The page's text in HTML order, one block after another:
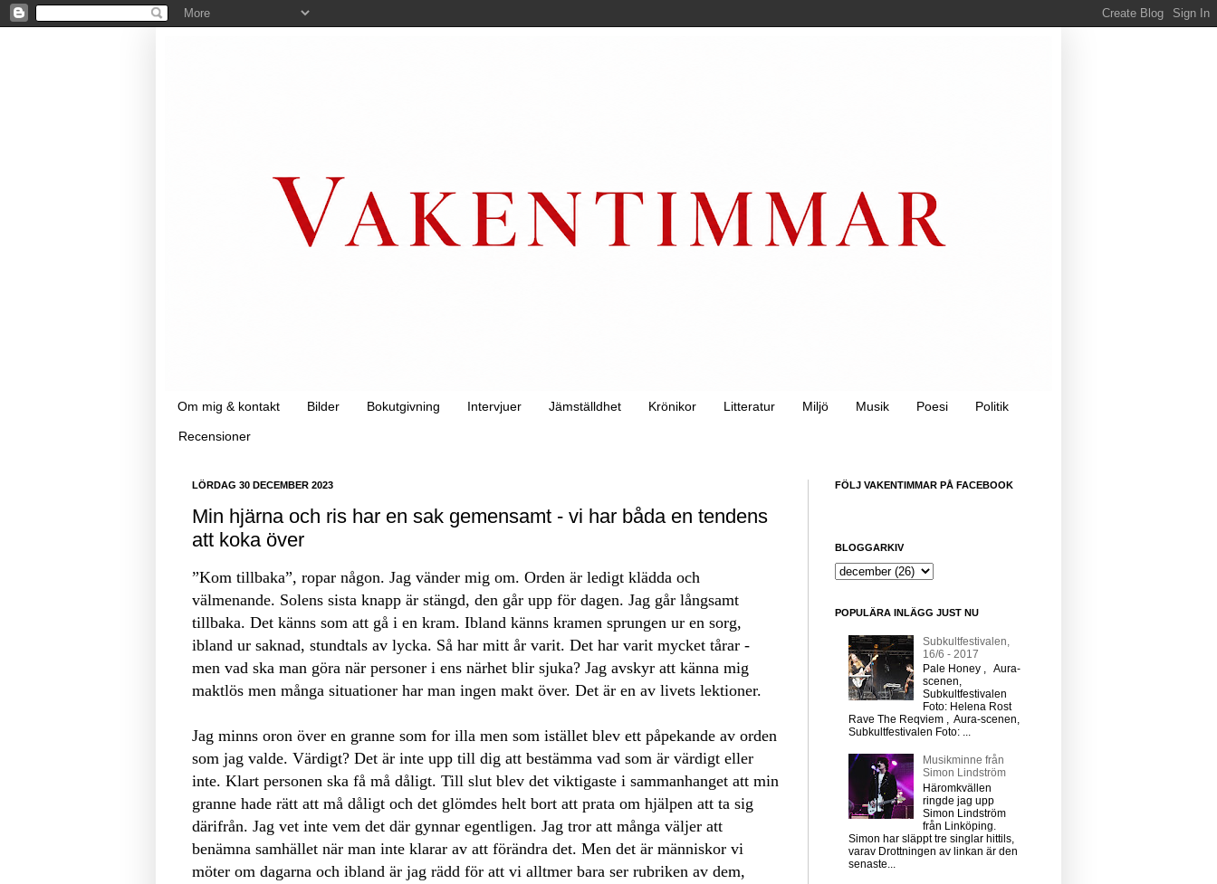
Om mig & kontakt Bilder Bokutgivning Intervjuer Jämställdhet Krönikor Litteratur Miljö Musik Poesi Politik
Recensioner
LÖRDAG 30 DECEMBER 2023
Min hjärna och ris har en sak gemensamt - vi har båda en tendens
att koka över
”Kom tillbaka”, ropar någon. Jag vänder mig om. Orden är ledigt klädda och
välmenande. Solens sista knapp är stängd, den går upp för dagen. Jag går långsamt
tillbaka. Det känns som att gå i en kram. Ibland känns kramen sprungen ur en sorg,
ibland ur saknad, stundtals av lycka. Så har mitt år varit. Det har varit mycket tårar -
men vad ska man göra när personer i ens närhet blir sjuka? Jag avskyr att känna mig
maktlös men många situationer har man ingen makt över. Det är en av livets lektioner.
Jag minns oron över en granne som for illa men som istället blev ett påpekande av orden
som jag valde. Värdigt? Det är inte upp till dig att bestämma vad som är värdigt eller
inte. Klart personen ska få må dåligt. Till slut blev det viktigaste i sammanhanget att min
granne hade rätt att må dåligt och det glömdes helt bort att prata om hjälpen att ta sig
därifrån. Jag vet inte vem det där gynnar egentligen. Jag tror att många väljer att
benämna samhället när man inte klarar av att förändra det. Men det är människor vi
möter om dagarna och ibland är jag rädd för att vi alltmer bara ser rubriken av dem,
FÖLJ VAKENTIMMAR PÅ FACEBOOK
BLOGGARKIV
POPULÄRA INLÄGG JUST NU
Subkultfestivalen,
16/6 - 2017
Pale Honey , Aura-
scenen,
Subkultfestivalen
Foto: Helena Rost
Rave The Reqviem , Aura-scenen,
Subkultfestivalen Foto: ...
Musikminne från
Simon Lindström
Häromkvällen
ringde jag upp
Simon Lindström
från Linköping.
Simon har släppt tre singlar hittils,
varav Drottningen av linkan är den
senaste...